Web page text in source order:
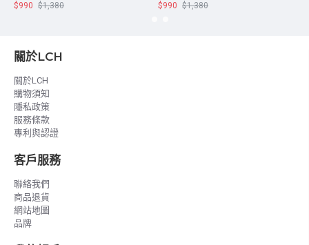
$990 $1,380 $990 $1,380
關於LCH
關於LCH
購物須知
隱私政策
服務條款
專利與認證
客戶服務
聯絡我們
商品退貨
網站地圖
品牌